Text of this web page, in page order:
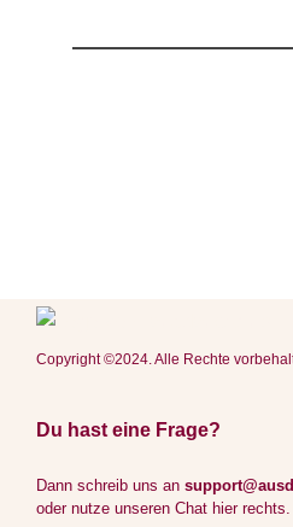
Copyright ©2024. Alle Rechte
Du hast eine Frage?
Dann schreib uns an
oder nutze unseren Chat hier rechts.